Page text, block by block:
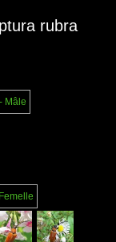
rubra